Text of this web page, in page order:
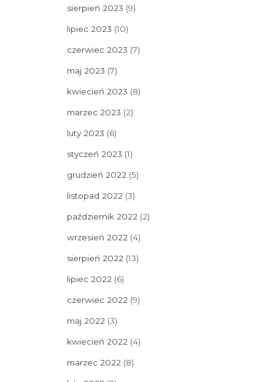
sierpień 2023 (9)
lipiec 2023 (10)
czerwiec 2023 (7)
maj 2023 (7)
kwiecień 2023 (8)
marzec 2023 (2)
luty 2023 (6)
styczeń 2023 (1)
grudzień 2022 (5)
listopad 2022 (3)
październik 2022 (2)
wrzesień 2022 (4)
sierpień 2022 (13)
lipiec 2022 (6)
czerwiec 2022 (9)
maj 2022 (3)
kwiecień 2022 (4)
marzec 2022 (8)